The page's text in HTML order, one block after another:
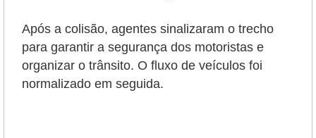
Após a colisão, agentes sinalizaram o trecho
para garantir a segurança dos motoristas e
organizar o trânsito. O fluxo de veículos foi
normalizado em seguida.